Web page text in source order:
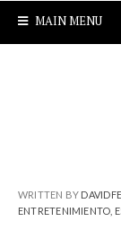
MAIN MENU
WRITTEN BY
ENTRETENIMIENTO